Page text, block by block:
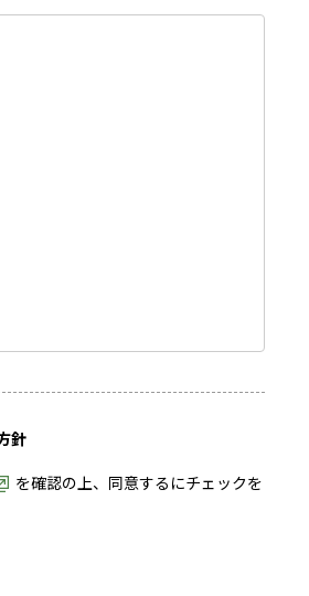
針
を確認の上、同意するにチェックを